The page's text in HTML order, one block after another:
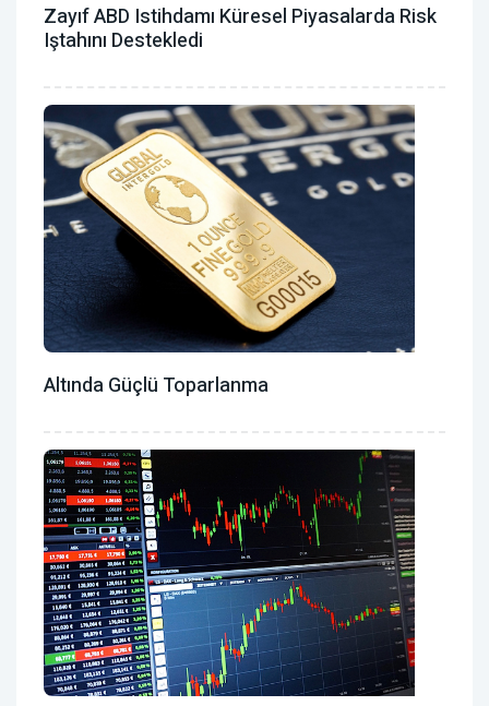
Zayıf ABD Istihdamı Küresel Piyasalarda Risk
Iştahını Destekledi
Altında Güçlü Toparlanma